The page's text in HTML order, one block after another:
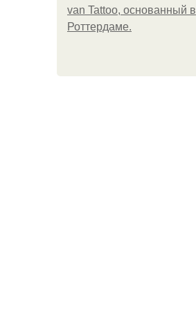
van Tattoo, основанный в
Роттердаме.